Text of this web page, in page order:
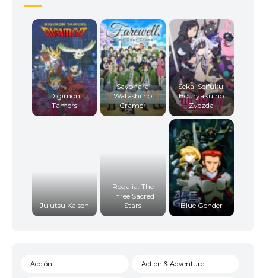
Digimon
Tamers
Sayonara
Watashi no
Cramer
Sekai Seifuku:
Bouryaku no
Zvezda
Jujutsu Kaisen
Regalia: The
Three Sacred
Stars
Blue Gender
Acción Action & Adventure